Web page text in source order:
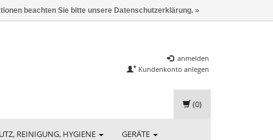
anmelden
Kundenkonto anlegen
REINIGUNG, HYGIENE GERÄTE
(0)
beachten Sie bitte unsere Datenschutzerklärung. »